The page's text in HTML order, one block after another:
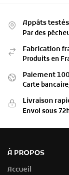
Appâts
Par des
Fabrication
Produits en
Paiement
Carte
Livraison
Envoi sous
À PROPOS
Accueil